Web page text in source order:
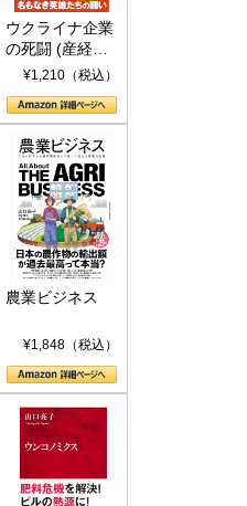
ウクライナ企業
の死闘 (産経セ
レクト S 039)
¥1,210（税込）
農業ビジネス
¥1,848（税込）